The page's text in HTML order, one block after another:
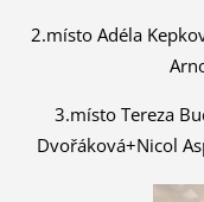
2.místo Adéla
3.místo Tereza
Dvořáková+Nicol